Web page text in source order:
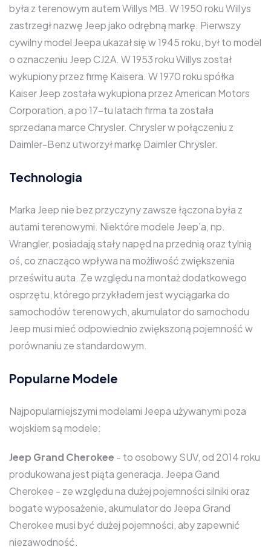
była z terenowym autem Willys MB. W 1950 roku Willys
zastrzegł nazwę Jeep jako odrębną markę. Pierwszy
cywilny model Jeepa ukazał się w 1945 roku, był to model
o oznaczeniu Jeep CJ2A. W 1953 roku Willys został
wykupiony przez firmę Kaisera. W 1970 roku spółka
Kaiser Jeep została wykupiona przez American Motors
Corporation, a po 17-tu latach firma ta została
sprzedana marce Chrysler. Chrysler w połączeniu z
Daimler-Benz utworzył markę Daimler Chrysler.
Technologia
Marka Jeep nie bez przyczyny zawsze łączona była z
autami terenowymi. Niektóre modele Jeep’a, np.
Wrangler, posiadają stały napęd na przednią oraz tylnią
oś, co znacząco wpływa na możliwość zwiększenia
prześwitu auta. Ze względu na montaż dodatkowego
osprzętu, którego przykładem jest wyciągarka do
samochodów terenowych, akumulator do samochodu
Jeep musi mieć odpowiednio zwiększoną pojemność w
porównaniu ze standardowym.
Popularne Modele
Najpopularniejszymi modelami Jeepa używanymi poza
wojskiem są modele:
Jeep Grand Cherokee - to osobowy SUV, od 2014 roku
produkowana jest piąta generacja. Jeepa Gand
Cherokee - ze względu na dużej pojemności silniki oraz
bogate wyposażenie, akumulator do Jeepa Grand
Cherokee musi być dużej pojemności, aby zapewnić
niezawodność.